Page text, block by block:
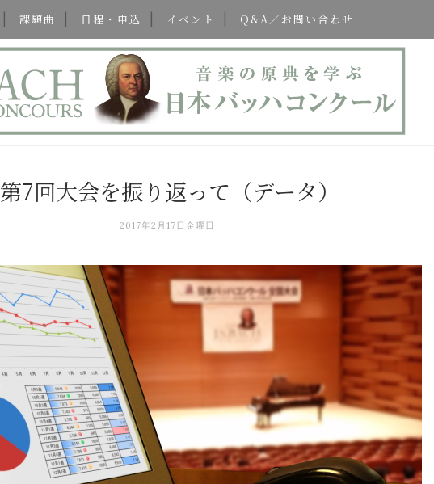
課題曲 日程・申込 イベント Q&A／お問い合わせ
第7回大会を振り返って（データ）
2017年2月17日金曜日